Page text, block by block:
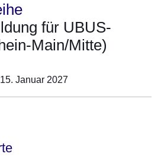
für UBUS-
Main/Mitte)
15. Januar 2027